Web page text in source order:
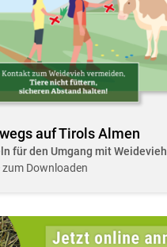
auf Tirols Almen
für den Umgang mit Weidevieh
zum Downloaden